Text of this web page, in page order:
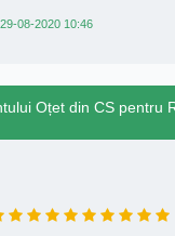
08-2020 10:46
Oțet din CS pentru